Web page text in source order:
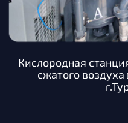
Кислородная
сжатого воздуха